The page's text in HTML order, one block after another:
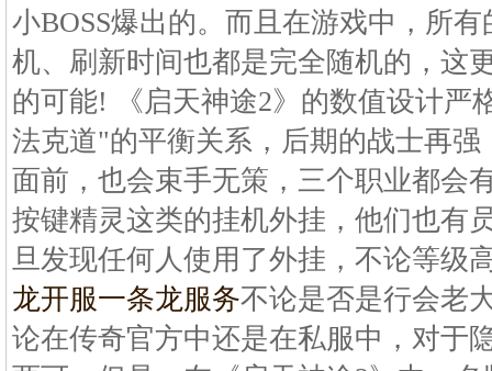
小BOSS爆出的。而且在游戏中，所
机、刷新时间也都是完全随机的，这
的可能! 《启天神途2》的数值设计严
法克道"的平衡关系，后期的战士再
面前，也会束手无策，三个职业都会
按键精灵这类的挂机外挂，他们也有
旦发现任何人使用了外挂，不论等级
龙开服一条龙服务不论是否是行会老
论在传奇官方中还是在私服中，对于